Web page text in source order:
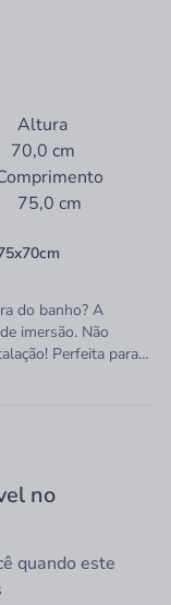
Altura
70,0 cm
75,0 cm
do banho? A
imersão. Não
Perfeita para
na cor branca,
litros. Vale
que oferecem
de
dispositivos
no
quando este